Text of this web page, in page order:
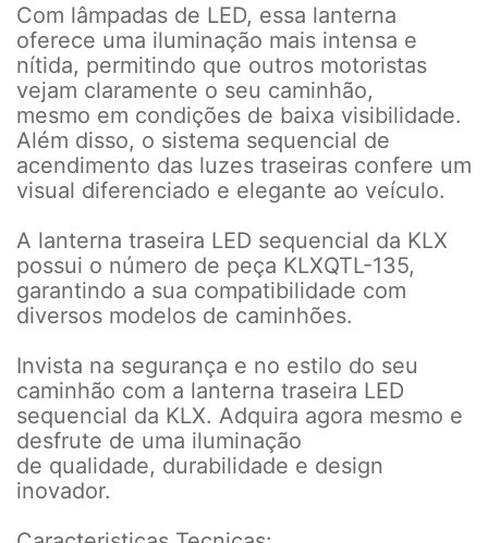
Com lâmpadas de LED, essa lanterna
oferece uma iluminação mais intensa e
nítida, permitindo que outros motoristas
vejam claramente o seu caminhão,
mesmo em condições de baixa visibilidade.
Além disso, o sistema sequencial de
acendimento das luzes traseiras confere um
visual diferenciado e elegante ao veículo.
A lanterna traseira LED sequencial da KLX
possui o número de peça KLXQTL-135,
garantindo a sua compatibilidade com
diversos modelos de caminhões.
Invista na segurança e no estilo do seu
caminhão com a lanterna traseira LED
sequencial da KLX. Adquira agora mesmo e
desfrute de uma iluminação
de qualidade, durabilidade e design
inovador.